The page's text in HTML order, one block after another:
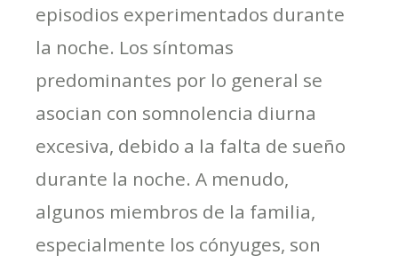
episodios experimentados durante
la noche. Los síntomas
predominantes por lo general se
asocian con somnolencia diurna
excesiva, debido a la falta de sueño
durante la noche. A menudo,
algunos miembros de la familia,
especialmente los cónyuges, son